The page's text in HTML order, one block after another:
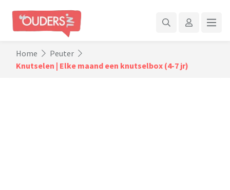
Home
Peuter
Knutselen | Elke maand een knutselbox (4-7 jr)